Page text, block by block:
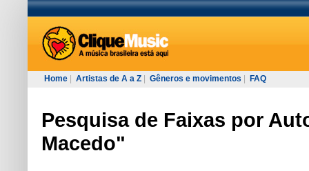
Home Artistas de A a Z Gêneros e movimentos FAQ
Pesquisa de Faixas por
Macedo"